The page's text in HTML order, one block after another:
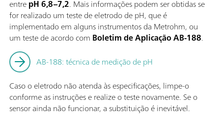
entrepH 6,8–7,2. Mais informações podem ser obtidas se
for realizado um teste de eletrodo de pH, que é
implementado em alguns instrumentos da Metrohm, ou
um teste de acordo com Boletim de Aplicação AB-188.
AB-188: técnica de medição de pH
Caso o eletrodo não atenda às especificações, limpe-o
conforme as instruções e realize o teste novamente. Se o
sensor ainda não funcionar, a substituição é inevitável.